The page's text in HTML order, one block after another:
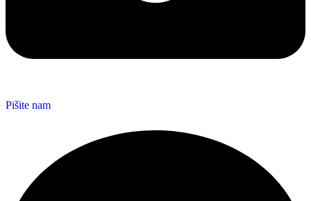
Pišite nam